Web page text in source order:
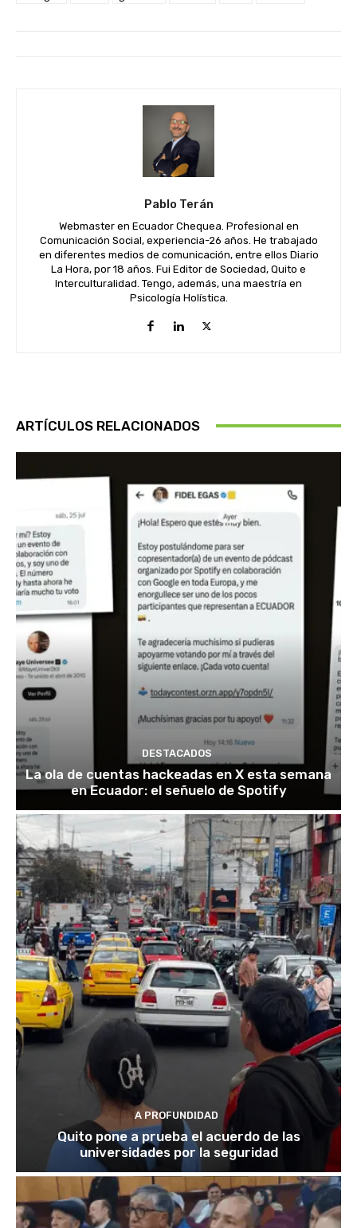
Pablo Terán
Webmaster en Ecuador Chequea. Profesional en
Comunicación Social, experiencia-26 años. He trabajado
en diferentes medios de comunicación, entre ellos Diario
La Hora, por 18 años. Fui Editor de Sociedad, Quito e
Interculturalidad. Tengo, además, una maestría en
Psicología Holística.
ARTÍCULOS RELACIONADOS
DESTACADOS
La ola de cuentas hackeadas en X esta semana
en Ecuador: el señuelo de Spotify
A PROFUNDIDAD
Quito pone a prueba el acuerdo de las
universidades por la seguridad